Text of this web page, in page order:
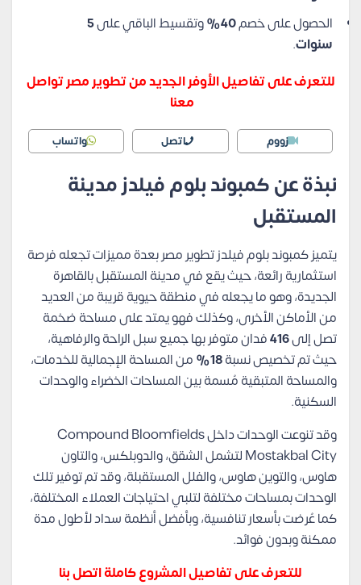
الحصول على خصم40% وتقسيط الباقي على5
سنوات.
للتعرف على تفاصيل الأوفر الجديد من تطوير مصر تواصل
معنا
زووم اتصل واتساب
نبذة عن كمبوند بلوم فيلدز مدينة
المستقبل
يتميز كمبوند بلوم فيلدز تطوير مصر بعدة مميزات تجعله فرصة
استثمارية رائعة، حيث يقع في مدينة المستقبل بالقاهرة
الجديدة، وهو ما يجعله في منطقة حيوية قريبة من العديد
من الأماكن الأخرى، وكذلك فهو يمتد على مساحة ضخمة
تصل إلى416فدان متوفر بها جميع سبل الراحة والرفاهية،
حيث تم تخصيص نسبة18%
من المساحة الإجمالية للخدمات،
والمساحة المتبقية مُسمة بين المساحات الخضراء والوحدات
السكنية.
وقد تنوعت الوحدات داخل Compound Bloomfields
Mostakbal City لتشمل الشقق، والدوبلكس، والتاون
هاوس، والتوين هاوس، والفلل المستقبلة، وقد تم توفير تلك
الوحدات بمساحات مختلفة لتلبي احتياجات العملاء المختلفة،
كما عُرضت بأسعار تنافسية، وبأفضل أنظمة سداد لأطول مدة
ممكنة وبدون فوائد.
للتعرف على تفاصيل المشروع كاملة اتصل بنا